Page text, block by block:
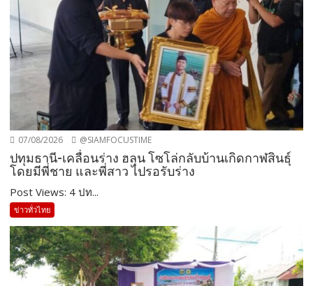
07/08/2026 @SIAMFOCUSTIME
ปทุมธานี-เคลื่อนร่าง ฮลุน โซโล่กลับบ้านเกิดกาฬสินธุ์
โดยมีพี่ชาย และพี่สาว ไปรอรับร่าง
Post Views: 4 ปท...
ข่าวทั่วไทย